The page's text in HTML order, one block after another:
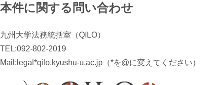
本件に関する問い合わせ
九州大学法務統括室（QILO）
TEL:092-802-2019
Mail:legal*qilo.kyushu-u.ac.jp（*を@に変えてください）